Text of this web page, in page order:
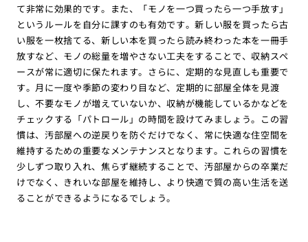
て非常に効果的です。また、「モノを一つ買ったら一つ手放す」
というルールを自分に課すのも有効です。新しい服を買ったら古
い服を一枚捨てる、新しい本を買ったら読み終わった本を一冊手
放すなど、モノの総量を増やさない工夫をすることで、収納スペ
ースが常に適切に保たれます。さらに、定期的な見直しも重要で
す。月に一度や季節の変わり目など、定期的に部屋全体を見渡
し、不要なモノが増えていないか、収納が機能しているかなどを
チェックする「パトロール」の時間を設けてみましょう。この習
慣は、汚部屋への逆戻りを防ぐだけでなく、常に快適な住空間を
維持するための重要なメンテナンスとなります。これらの習慣を
少しずつ取り入れ、焦らず継続することで、汚部屋からの卒業だ
けでなく、きれいな部屋を維持し、より快適で質の高い生活を送
ることができるようになるでしょう。